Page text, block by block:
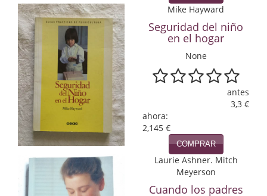
Física y química
Guerra Civil Española
Historia
historia
Infantil y juvenil
Infantil y juvenil. Nuevo!!
Infantil y juvenil. Nuevo!!!
Mike Hayward
Seguridad del niño
en el hogar
None
antes
3,3 €
ahora:
2,145 €
COMPRAR
Laurie Ashner. Mitch
Meyerson
Cuando los padres